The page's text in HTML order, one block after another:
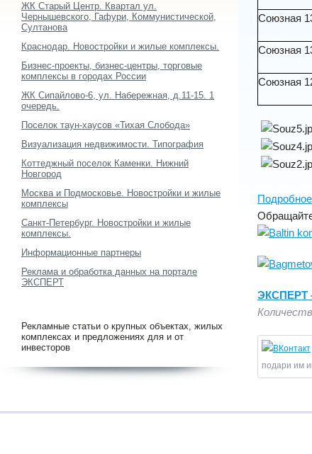
Союзная
Союзная
Союзная
ЭКСПЕРТ -
подари им
ЖК Старый Центр. Квартал ул.
Чернышевского, Гафури, Коммунистической,
Султанова
Краснодар. Новостройки и жилые комплексы.
Бизнес-проекты, бизнес-центры, торговые
комплексы в городах России
ЖК Сипайлово-6, ул. Набережная, д.11-15. 1
очередь.
Поселок таун-хаусов «Тихая Слобода»
Визуализация недвижимости. Типография
Коттеджный поселок Каменки. Нижний
Новгород
Москва и Подмосковье. Новостройки и жилые
комплексы
Санкт-Петербург. Новостройки и жилые
комплексы.
Информационные партнеры
Реклама и обработка данных на портале
ЭКСПЕРТ
Рекламные статьи о крупных объектах, жилых
комплексах и предложениях для и от
инвесторов